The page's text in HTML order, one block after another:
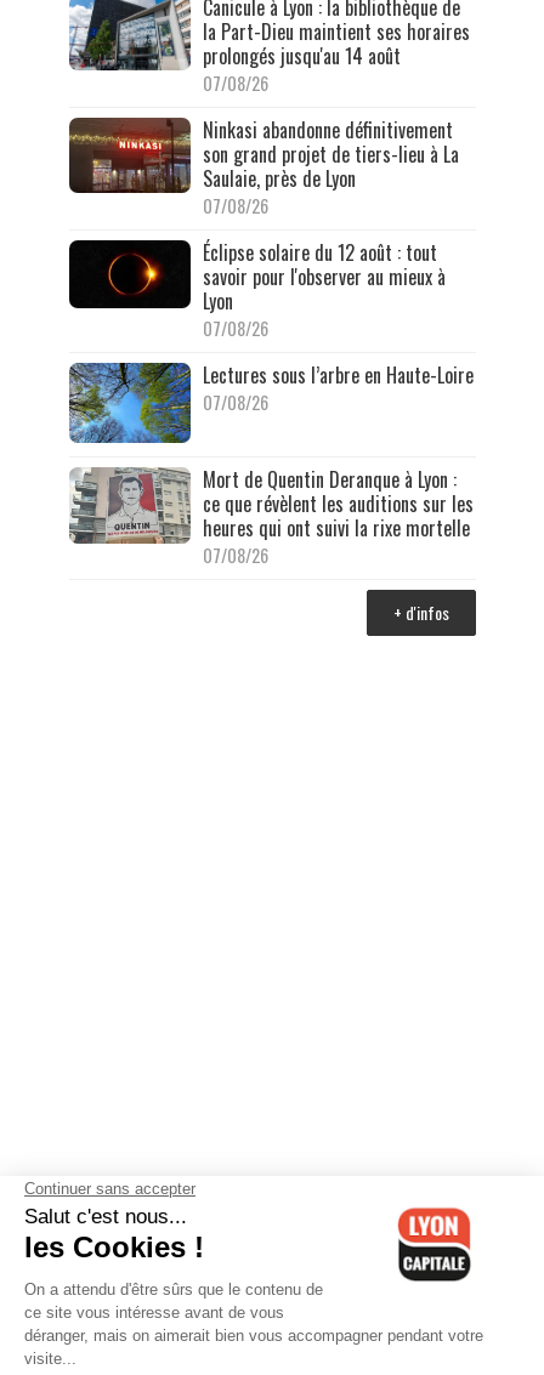
Canicule à Lyon : la bibliothèque de
la Part-Dieu maintient ses horaires
prolongés jusqu'au 14 août
07/08/26
Ninkasi abandonne définitivement
son grand projet de tiers-lieu à La
Saulaie, près de Lyon
07/08/26
Éclipse solaire du 12 août : tout
savoir pour l'observer au mieux à
Lyon
07/08/26
Lectures sous l’arbre en Haute-Loire
07/08/26
Mort de Quentin Deranque à Lyon :
ce que révèlent les auditions sur les
heures qui ont suivi la rixe mortelle
07/08/26
+ d'infos